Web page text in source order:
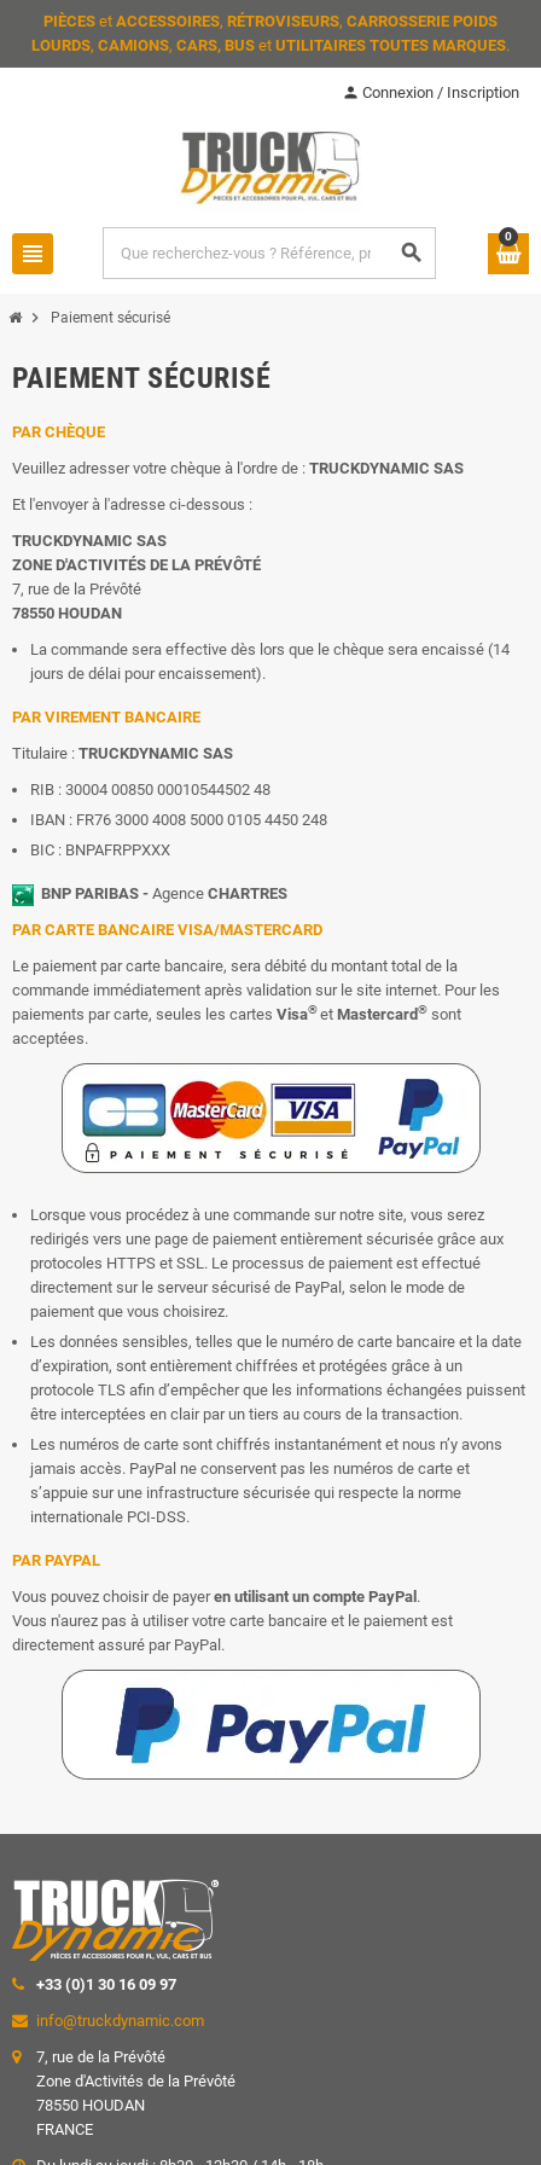
PIÈCES et ACCESSOIRES, RÉTROVISEURS, CARROSSERIE POIDS
LOURDS, CAMIONS, CARS, BUS et UTILITAIRES TOUTES MARQUES.
view_headline search
person Connexion / Inscription
0
chevron_right Paiement sécurisé
PAIEMENT SÉCURISÉ
PAR CHÈQUE
Veuillez adresser votre chèque à l'ordre de : TRUCKDYNAMIC SAS
Et l'envoyer à l'adresse ci-dessous :
TRUCKDYNAMIC SAS
ZONE D'ACTIVITÉS DE LA PRÉVÔTÉ
7, rue de la Prévôté
78550 HOUDAN
La commande sera effective dès lors que le chèque sera encaissé (14
jours de délai pour encaissement).
PAR VIREMENT BANCAIRE
Titulaire : TRUCKDYNAMIC SAS
RIB : 30004 00850 00010544502 48
IBAN : FR76 3000 4008 5000 0105 4450 248
BIC : BNPAFRPPXXX
BNP PARIBAS - Agence CHARTRES
PAR CARTE BANCAIRE VISA/MASTERCARD
Le paiement par carte bancaire, sera débité du montant total de la
commande immédiatement après validation sur le site internet. Pour les
paiements par carte, seules les cartes Visa®et Mastercard® sont
acceptées.
Lorsque vous procédez à une commande sur notre site, vous serez
redirigés vers une page de paiement entièrement sécurisée grâce aux
protocoles HTTPS et SSL. Le processus de paiement est effectué
directement sur le serveur sécurisé de PayPal, selon le mode de
paiement que vous choisirez.
Les données sensibles, telles que le numéro de carte bancaire et la date
d’expiration, sont entièrement chiffrées et protégées grâce à un
protocole TLS afin d’empêcher que les informations échangées puissent
être interceptées en clair par un tiers au cours de la transaction.
Les numéros de carte sont chiffrés instantanément et nous n’y avons
jamais accès. PayPal ne conservent pas les numéros de carte et
s’appuie sur une infrastructure sécurisée qui respecte la norme
internationale PCI-DSS.
PAR PAYPAL
Vous pouvez choisir de payeren utilisant un compte PayPal .
Vous n'aurez pas à utiliser votre carte bancaire et le paiement est
directement assuré par PayPal.
+33 (0)1 30 16 09 97
info@truckdynamic.com
7, rue de la Prévôté
Zone d'Activités de la Prévôté
78550 HOUDAN
FRANCE